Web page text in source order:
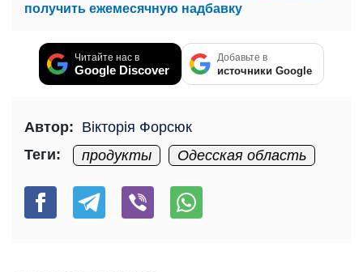
получить ежемесячную надбавку
Читайте нас в
Google Discover
Добавьте в
источники Google
Автор: Вікторія Форсюк
Теги:
продукты Одесская область